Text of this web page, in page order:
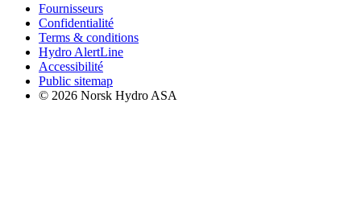
Fournisseurs
Confidentialité
Terms & conditions
Hydro AlertLine
Accessibilité
Public sitemap
© 2026 Norsk Hydro ASA